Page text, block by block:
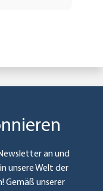
an und
unsere Welt der
Gemäß unserer